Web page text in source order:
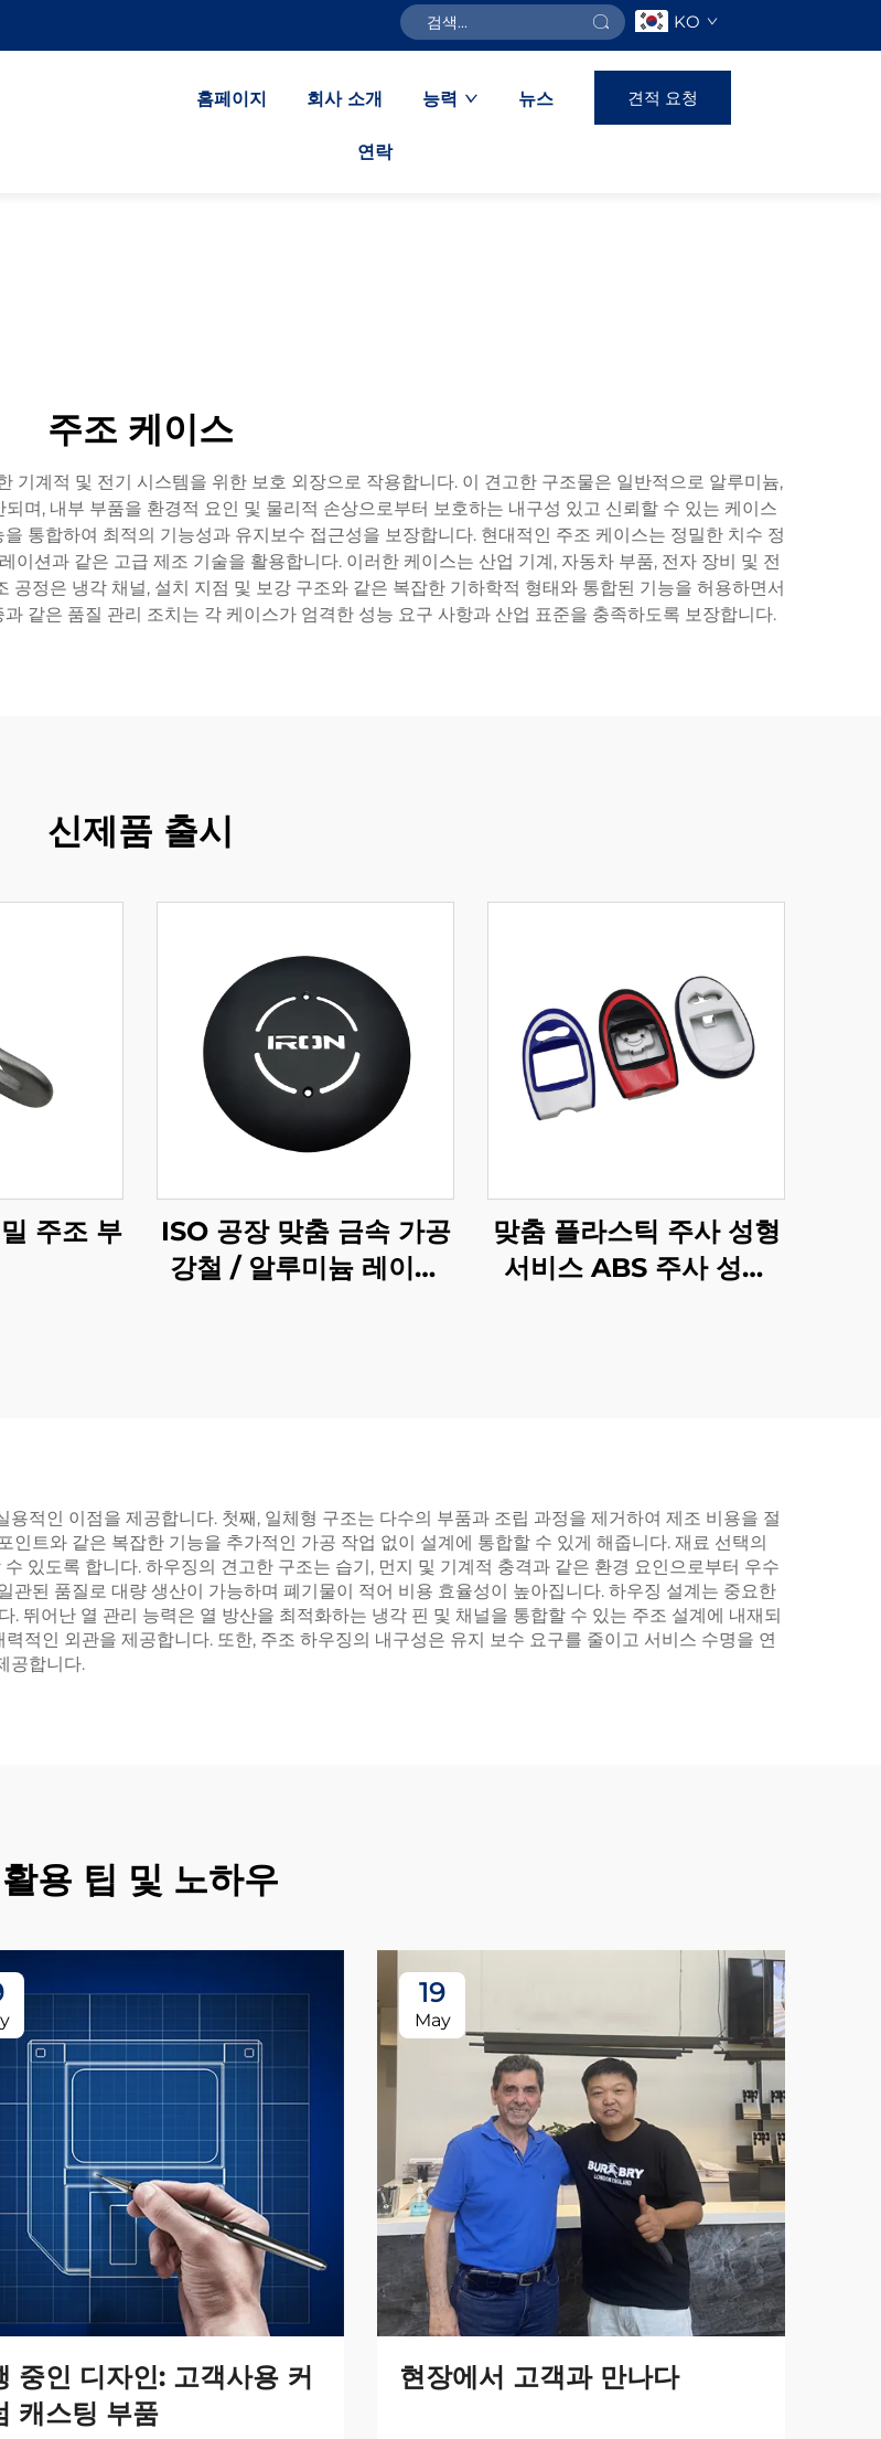
KO
홈페이지 회사 소개 능력 뉴스
연락
견적 요청
주조 케이스
기계적 및 전기 시스템을 위한 보호 외장으로 작용합니다. 이 견고한 구조물은 일반적으로 알루미늄,
며, 내부 부품을 환경적 요인 및 물리적 손상으로부터 보호하는 내구성 있고 신뢰할 수 있는 케이스
통합하여 최적의 기능성과 유지보수 접근성을 보장합니다. 현대적인 주조 케이스는 정밀한 치수 정
션과 같은 고급 제조 기술을 활용합니다. 이러한 케이스는 산업 기계, 자동차 부품, 전자 장비 및 전
정은 냉각 채널, 설치 지점 및 보강 구조와 같은 복잡한 기하학적 형태와 통합된 기능을 허용하면서
같은 품질 관리 조치는 각 케이스가 엄격한 성능 요구 사항과 산업 표준을 충족하도록 보장합니다.
신제품 출시
주조 부
ISO 공장 맞춤 금속 가공
강철 / 알루미늄 레이저
맞춤 플라스틱 주사 성형
서비스 ABS 주사 성형
적인 이점을 제공합니다. 첫째, 일체형 구조는 다수의 부품과 조립 과정을 제거하여 제조 비용을 절
트와 같은 복잡한 기능을 추가적인 가공 작업 없이 설계에 통합할 수 있게 해줍니다. 재료 선택의
있도록 합니다. 하우징의 견고한 구조는 습기, 먼지 및 기계적 충격과 같은 환경 요인으로부터 우수
된 품질로 대량 생산이 가능하며 폐기물이 적어 비용 효율성이 높아집니다. 하우징 설계는 중요한
뛰어난 열 관리 능력은 열 방산을 최적화하는 냉각 핀 및 채널을 통합할 수 있는 주조 설계에 내재되
적인 외관을 제공합니다. 또한, 주조 하우징의 내구성은 유지 보수 요구를 줄이고 서비스 수명을 연
공합니다.
활용 팁 및 노하우
중인 디자인: 고객사용 커
캐스팅 부품
19
May
현장에서 고객과 만나다